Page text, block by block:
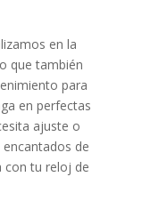
en la
que también
para
en perfectas
ajuste o
de
con tu reloj de